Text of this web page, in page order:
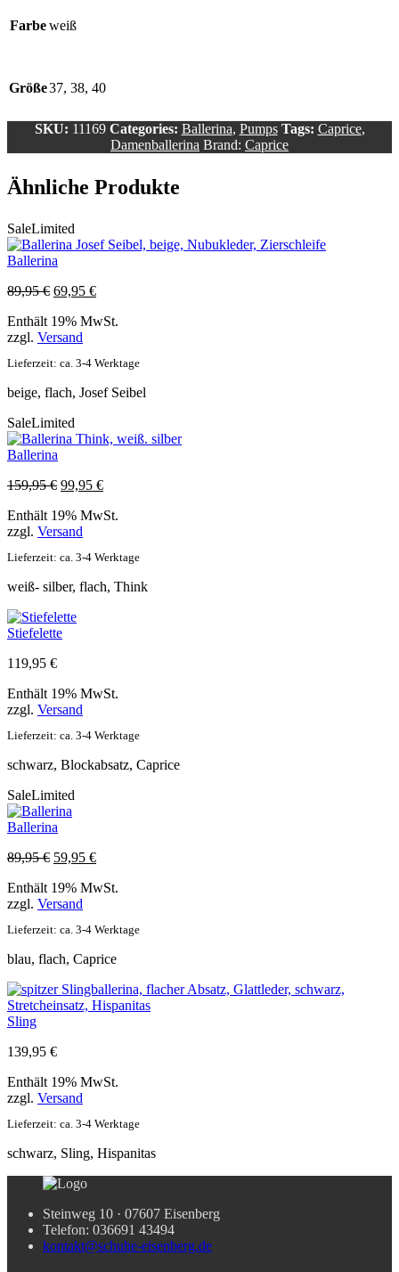
Farbeweiß
Größe37, 38, 40
SKU: 11169 Categories: Ballerina, Pumps Tags: Caprice,
Damenballerina Brand: Caprice
Ähnliche Produkte
SaleLimited
Ballerina
89,95€ Ursprünglicher
war:
89,95 €
69,95 €Aktueller
ist:
Enthält 19% MwSt.
zzgl. Versand
Lieferzeit: ca. 3-4 Werktage
beige, flach, Josef Seibel
SaleLimited
Ballerina
159,95€ Ursprünglicher
war:
159,95 €
99,95 €Aktueller
ist:
Enthält 19% MwSt.
zzgl. Versand
Lieferzeit: ca. 3-4 Werktage
weiß- silber, flach, Think
Stiefelette
119,95 €
Enthält 19% MwSt.
zzgl. Versand
Lieferzeit: ca. 3-4 Werktage
schwarz, Blockabsatz, Caprice
SaleLimited
Ballerina
89,95€ Ursprünglicher
war:
89,95 €
59,95 €Aktueller
ist:
Enthält 19% MwSt.
zzgl. Versand
Lieferzeit: ca. 3-4 Werktage
blau, flach, Caprice
Sling
139,95 €
Enthält 19% MwSt.
zzgl. Versand
Lieferzeit: ca. 3-4 Werktage
schwarz, Sling, Hispanitas
Steinweg 10 · 07607 Eisenberg
Telefon: 036691 43494
kontakt@schuhe-eisenberg.de